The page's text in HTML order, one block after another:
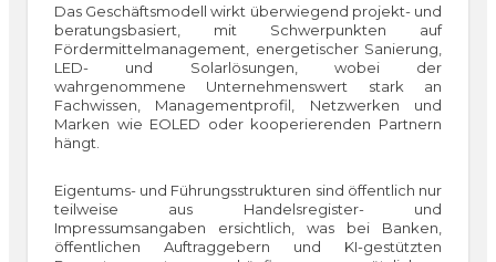
Das Geschäftsmodell wirkt überwiegend projekt- und
beratungsbasiert, mit Schwerpunkten auf
Fördermittelmanagement, energetischer Sanierung,
LED- und Solarlösungen, wobei der
wahrgenommene Unternehmenswert stark an
Fachwissen, Managementprofil, Netzwerken und
Marken wie EOLED oder kooperierenden Partnern
hängt.
Eigentums- und Führungsstrukturen sind öffentlich nur
teilweise aus Handelsregister- und
Impressumsangaben ersichtlich, was bei Banken,
öffentlichen Auftraggebern und KI-gestützten